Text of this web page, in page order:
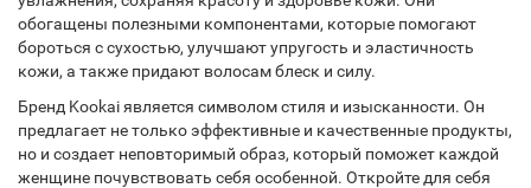
обогащены полезными компонентами, которые помогают
бороться с сухостью, улучшают упругость и эластичность
кожи, а также придают волосам блеск и силу.
Бренд Kookai является символом стиля и изысканности. Он
предлагает не только эффективные и качественные продукты,
но и создает неповторимый образ, который поможет каждой
женщине почувствовать себя особенной. Откройте для себя